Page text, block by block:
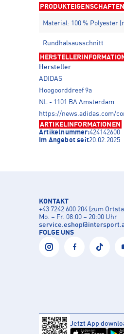
PRODUKTEIGENSCHAFTEN
Material: 100 % Polyester
Rundhalsausschnitt
Hersteller
ADIDAS
Hoogoorddreef 9a
NL - 1101 BA Amsterdam
https://news.adidas.com/
ARTIKELINFORMATIONEN
Artikelnummer:424142600
Im Angebot seit20.02.2025
KONTAKT
+43 7242 600 204 (zum
Mo. – Fr. 08:00 – 20:00 Uhr
service.eshop@
FOLGE UNS
Jetzt App
Laden im